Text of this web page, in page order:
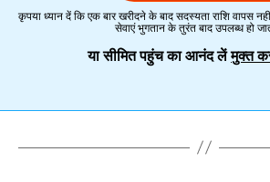
कृपया ध्यान दें कि एक बार खरीदने के बाद सदस्यता राशि वापस
सेवाएं भुगतान के तुरंत बाद उपलब्ध हो
या सीमित पहुंच का आनंद लेंमुक्त